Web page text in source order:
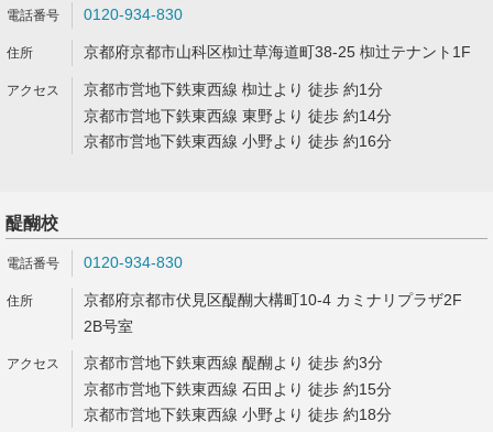
0120-934-830
京都府京都市山科区椥辻草海道町38-25 椥辻テナント1F
京都市営地下鉄東西線 椥辻より 徒歩 約1分
京都市営地下鉄東西線 東野より 徒歩 約14分
京都市営地下鉄東西線 小野より 徒歩 約16分
醍醐校
0120-934-830
京都府京都市伏見区醍醐大構町10-4 カミナリプラザ2F
2B号室
京都市営地下鉄東西線 醍醐より 徒歩 約3分
京都市営地下鉄東西線 石田より 徒歩 約15分
京都市営地下鉄東西線 小野より 徒歩 約18分